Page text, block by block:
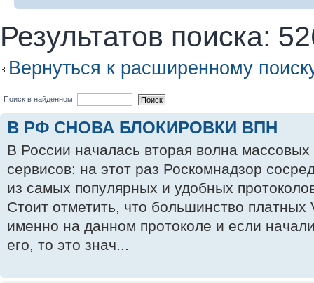
Результатов поиска:
Вернуться к расширенному
Поиск в найденном:
В РФ СНОВА БЛОКИРОВКИ ВПН
В России началась вторая волна массовых
сервисов: на этот раз Роскомнадзор
из самых популярных и удобных
Стоит отметить, что большинство платных
именно на данном протоколе и если
его, то это знач...